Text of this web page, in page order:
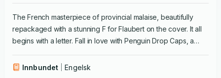
The French masterpiece of provincial malaise, beautifully
repackaged with a stunning F for Flaubert on the cover. It all
begins with a letter. Fall in love with Penguin Drop Caps, a
each with a type cover showcasing a gorgeously illustrated
Innbundet Engelsk